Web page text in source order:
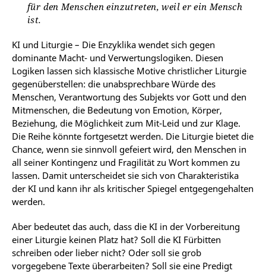
für den Menschen einzutreten, weil er ein Mensch
ist.
KI und Liturgie – Die Enzyklika wendet sich gegen
dominante Macht- und Verwertungslogiken. Diesen
Logiken lassen sich klassische Motive christlicher Liturgie
gegenüberstellen: die unabsprechbare Würde des
Menschen, Verantwortung des Subjekts vor Gott und den
Mitmenschen, die Bedeutung von Emotion, Körper,
Beziehung, die Möglichkeit zum Mit-Leid und zur Klage.
Die Reihe könnte fortgesetzt werden. Die Liturgie bietet die
Chance, wenn sie sinnvoll gefeiert wird, den Menschen in
all seiner Kontingenz und Fragilität zu Wort kommen zu
lassen. Damit unterscheidet sie sich von Charakteristika
der KI und kann ihr als kritischer Spiegel entgegengehalten
werden.
Aber bedeutet das auch, dass die KI in der Vorbereitung
einer Liturgie keinen Platz hat? Soll die KI Fürbitten
schreiben oder lieber nicht? Oder soll sie grob
vorgegebene Texte überarbeiten? Soll sie eine Predigt